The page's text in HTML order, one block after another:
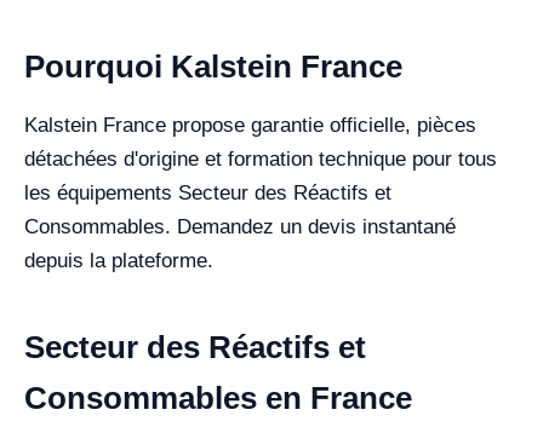
Pourquoi Kalstein France
Kalstein France propose garantie officielle, pièces
détachées d'origine et formation technique pour tous
les équipements Secteur des Réactifs et
Consommables. Demandez un devis instantané
depuis la plateforme.
Secteur des Réactifs et
Consommables en France